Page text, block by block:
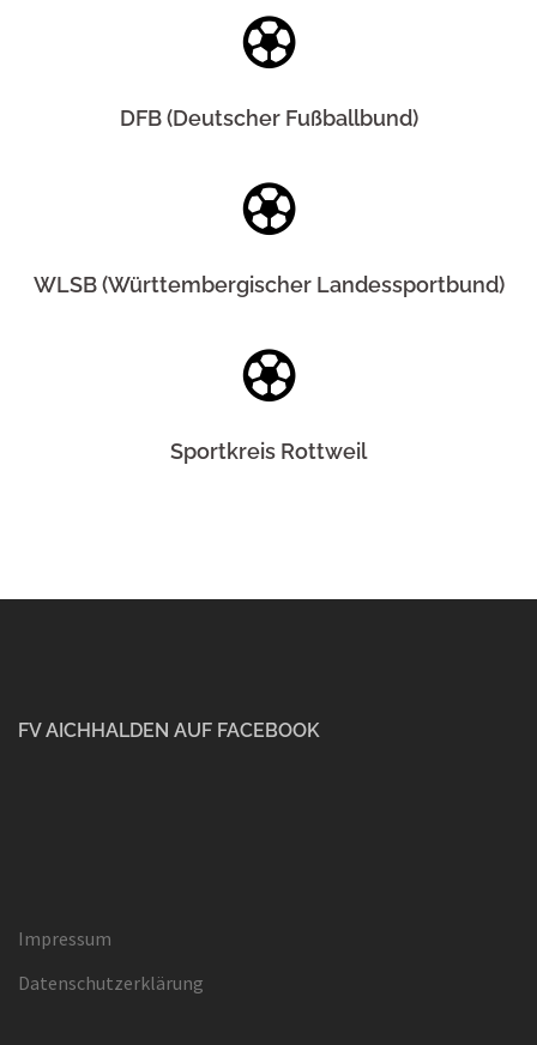
DFB (Deutscher Fußballbund)
WLSB (Württembergischer Landessportbund)
Sportkreis Rottweil
FV AICHHALDEN AUF FACEBOOK
Impressum
Datenschutzerklärung